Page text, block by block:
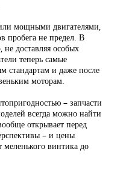
мощными двигателями,
пробега не предел. В
доставляя особых
теперь самые
стандартам и даже после
моторам.
– запчасти
всегда можно найти
открывает перед
– и цены
винтика до